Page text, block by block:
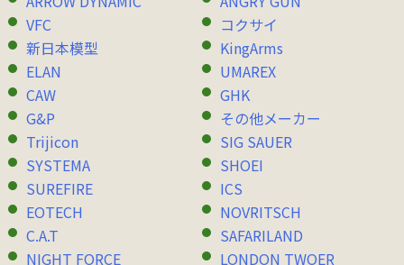
VFC
コクサイ
新日本模型
KingArms
ELAN
UMAREX
CAW
GHK
G&P
その他メーカー
Trijicon
SIG SAUER
SYSTEMA
SHOEI
SUREFIRE
ICS
EOTECH
NOVRITSCH
C.A.T
SAFARILAND
NIGHT FORCE
LONDON TWOER